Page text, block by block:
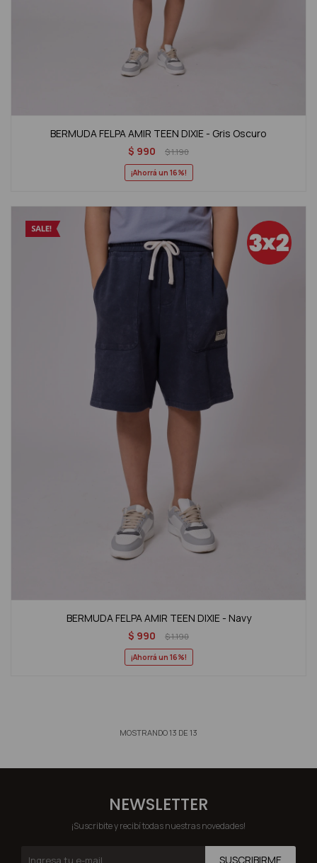
BERMUDA FELPA AMIR TEEN DIXIE - Gris Oscuro
$ 990 $1.190
16
BERMUDA FELPA AMIR TEEN DIXIE - Navy
$ 990 $1.190
16
MOSTRANDO13 DE 13
NEWSLETTER
¡Suscribite y recibí todas nuestras novedades!
SUSCRIBIRME